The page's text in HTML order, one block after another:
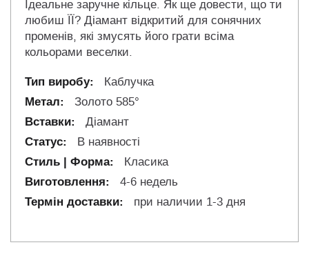
Ідеальне заручне кільце. Як ще довести, що ти
любиш ЇЇ? Діамант відкритий для сонячних
променів, які змусять його грати всіма
кольорами веселки.
Каблучка
Золото 585°
Діамант
В наявності
Класика
4-6 недель
при наличии 1-3 дня